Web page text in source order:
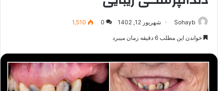
Sohayb شهریور 12, 1402 0
1,510
خواندن این مطلب 6 دقیقه زمان میبرد